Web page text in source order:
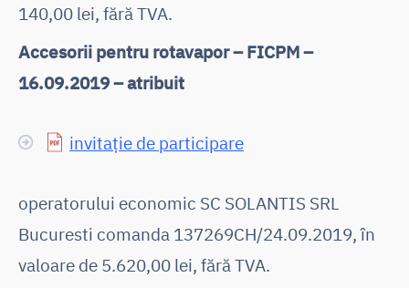
140,00 lei, fără TVA.
Accesorii pentru rotavapor – FICPM –
16.09.2019 – atribuit
invitație de participare
operatorului economic SC SOLANTIS SRL
Bucuresti comanda 137269CH/24.09.2019, în
valoare de 5.620,00 lei, fără TVA.